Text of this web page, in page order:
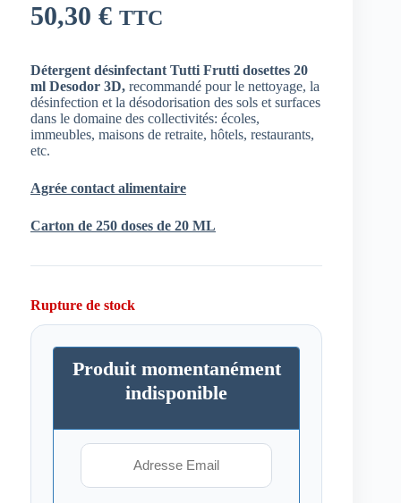
50,30 € TTC
Détergent désinfectant Tutti Frutti dosettes 20
ml Desodor 3D, recommandé pour le nettoyage, la
désinfection et la désodorisation des sols et surfaces
dans le domaine des collectivités: écoles,
immeubles, maisons de retraite, hôtels, restaurants,
etc.
Agrée contact alimentaire
Carton de 250 doses de 20 ML
Rupture de stock
Produit momentanément
indisponible